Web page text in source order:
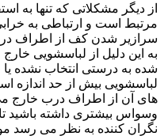
از دیگر مشکلاتی که تنها به
مرتبط است و ارتباطی به
سرازیر شدن کف از اطراف
به این دلیل از لباسشویی
شده به درستی انتخاب نشده
لباسشویی بیش از حد اندازه
های آن از اطراف درب خارج می
وسواس بیشتری داشته باشید
نگران کننده به نظر می رسد